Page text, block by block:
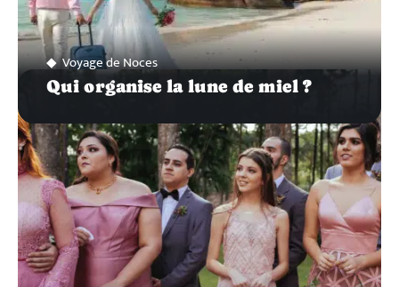
Voyage de Noces
Qui organise la lune de miel ?